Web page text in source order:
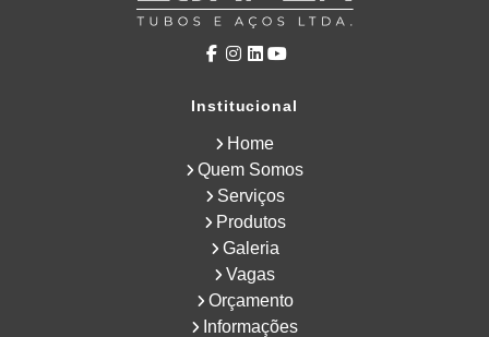
Institucional
Home
Quem Somos
Serviços
Produtos
Galeria
Vagas
Orçamento
Informações